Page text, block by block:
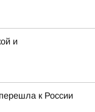
и
к России